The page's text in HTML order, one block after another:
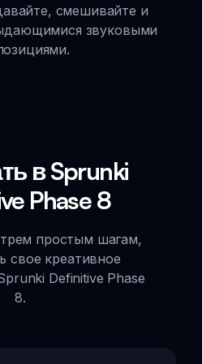
смешивайте и
звуковыми
в Sprunki
Phase 8
простым шагам,
свое креативное
Definitive Phase
8.